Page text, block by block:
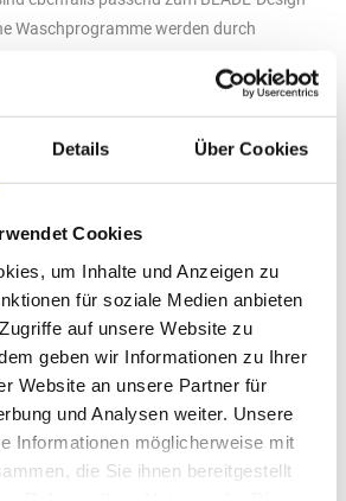
Details Über Cookies
Cookies
um Inhalte und Anzeigen zu
für soziale Medien anbieten
auf unsere Website zu
geben wir Informationen zu Ihrer
Website an unsere Partner für
und Analysen weiter. Unsere
Informationen möglicherweise mit
die Sie ihnen bereitgestellt
Waschprogramme werden durch
beginnt in der Einfahrt der Waschstraße
der Waschstraße und bei der
kombiniert werden können.
des Betreibers wird die EVO
zusammengestellt, dass ein optimales
entsteht. Der Waschkunde
sicheres Einfahren zur Autowäsche
Optimierte Wasch-, Trocknungs- und